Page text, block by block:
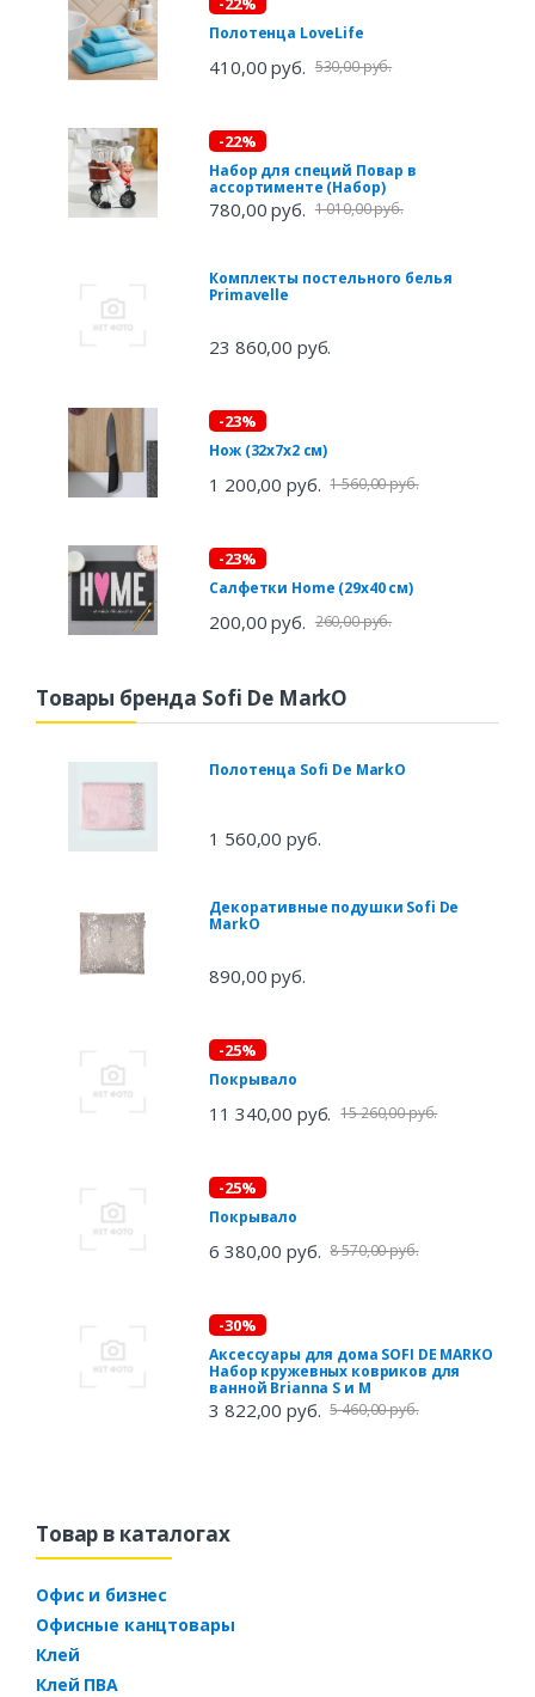
Полотенца LoveLife
410,00 руб. 530,00 руб.
-22%
Набор для специй Повар в
ассортименте (Набор)
780,00 руб. 1 010,00 руб.
Комплекты постельного белья
Primavelle
23 860,00 руб.
-23%
Нож (32х7х2 см)
1 200,00 руб. 1 560,00 руб.
-23%
Салфетки Home (29х40 см)
200,00 руб. 260,00 руб.
Товары бренда Sofi De MarkO
Полотенца Sofi De MarkO
1 560,00 руб.
Декоративные подушки Sofi De
MarkO
890,00 руб.
-25%
Покрывало
11 340,00 руб. 15 260,00 руб.
-25%
Покрывало
6 380,00 руб. 8 570,00 руб.
-30%
Аксессуары для дома SOFI DE MARKO
Набор кружевных ковриков для
ванной Brianna S и M
3 822,00 руб. 5 460,00 руб.
Товар в каталогах
Офис и бизнес
Офисные канцтовары
Клей
Клей ПВА